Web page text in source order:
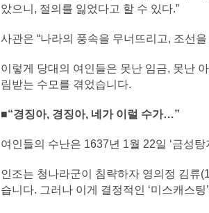
았으니, 절의를 잃었다고 할 수 있다.”
사관은 “나라의 풍속을 무너뜨리고, 조선
이렇게 당대의 여인들은 못난 임금, 못난
림받는 수모를 겪었습니다.
■“경징아, 경징아, 네가 이럴 수가…”
여인들의 수난은 1637년 1월 22일 ‘금성
인조는 청나라군이 침략하자 영의정 김류
습니다. 그러나 이게 결정적인 ‘미스캐스